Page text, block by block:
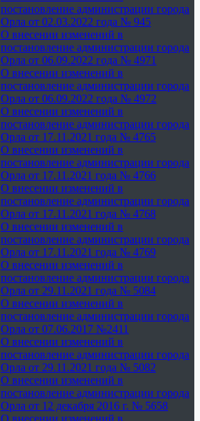
постановление администрации города
Орла от 02.03.2022 года № 945
О внесении изменений в
постановление администрации города
Орла от 06.09.2022 года № 4971
О внесении изменений в
постановление администрации города
Орла от 06.09.2022 года № 4972
О внесении изменений в
постановление администрации города
Орла от 17.11.2021 года № 4765
О внесении изменений в
постановление администрации города
Орла от 17.11.2021 года № 4766
О внесении изменений в
постановление администрации города
Орла от 17.11.2021 года № 4768
О внесении изменений в
постановление администрации города
Орла от 17.11.2021 года № 4769
О внесении изменений в
постановление администрации города
Орла от 29.11.2021 года № 5084
О внесении изменений в
постановление администрации города
Орла от 07.06.2017 №2411
О внесении изменений в
постановление администрации города
Орла от 29.11.2021 года № 5082
О внесении изменений в
постановление администрации города
Орла от 12 декабря 2016 г. № 5658
О внесении изменений в